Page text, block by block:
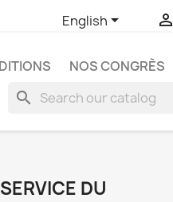
English 
NOS CONGRÈS
search
DU